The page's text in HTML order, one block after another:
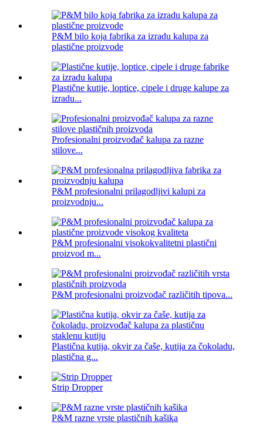
P&M bilo koja fabrika za izradu kalupa za
plastične proizvode
Plastične kutije, loptice, cipele i druge kalupe za
izradu...
Profesionalni proizvođač kalupa za razne
stilove...
P&M profesionalni prilagodljivi kalupi za
proizvodnju...
P&M profesionalni visokokvalitetni plastični
proizvod m...
P&M profesionalni proizvođač različitih tipova...
Plastična kutija, okvir za čaše, kutija za čokoladu,
plastična g...
Strip Dropper
P&M razne vrste plastičnih kašika